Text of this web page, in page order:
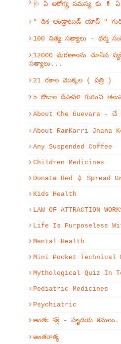
🩺 ఏ ఆరోగ్య సమస్య కు 💊
" దిశ ఆండ్రాయిడ్ యాప్ "
100 నిత్య సత్యాలు - ధర్మ
12000 మరణాలను చూసిన
సత్యాలు...
21 రకాల మొక్కల ( పత్రి )
5 రోజుల దీపావళి గురించి
About Che Guevara - చే
About RamKarri Jnana
Any Suspended Coffee
Children Medicines
Donate Red 💉 Spread
Kids Health
LAW OF ATTRACTION
Life Is Purposeless
Mental Health
Mini Pocket Technical
Mythological Quiz In
Pediatric Medicines
Psychiatric
అంతః శక్తి - హృదయ కమలం.
అంతరాత్మ